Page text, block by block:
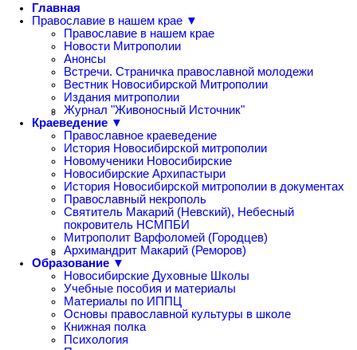
Главная
Православие в нашем крае ▼
Православие в нашем крае
Новости Митрополии
Анонсы
Встречи. Страничка православной молодежи
Вестник Новосибирской Митрополии
Издания митрополии
Журнал "Живоносный Источник"
Краеведение ▼
Православное краеведение
История Новосибирской митрополии
Новомученики Новосибирские
Новосибирские Архипастыри
История Новосибирской митрополии в документах
Православный некрополь
Святитель Макарий (Невский), Небесный
покровитель НСМПБИ
Митрополит Варфоломей (Городцев)
Архимандрит Макарий (Реморов)
Образование ▼
Новосибирские Духовные Школы
Учебные пособия и материалы
Материалы по ИППЦ
Основы православной культуры в школе
Книжная полка
Психология